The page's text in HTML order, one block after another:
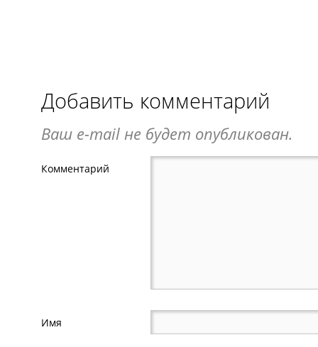
Добавить комментарий
Ваш e-mail не будет опубликован.
Комментарий
Имя